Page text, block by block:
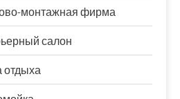
монтажная фирма
салон
отдыха